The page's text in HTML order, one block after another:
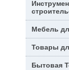
Мебель
Товары
Бытовая